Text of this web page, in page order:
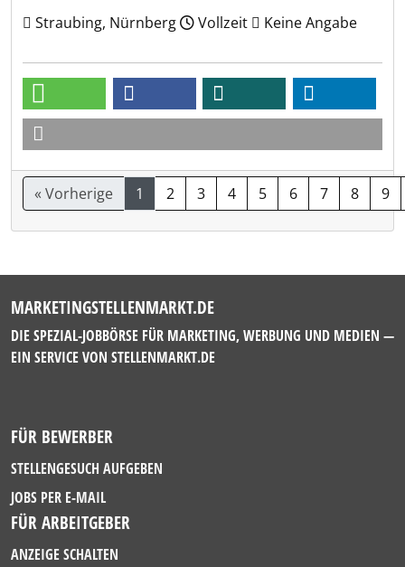
Straubing, Nürnberg
Vollzeit Keine Angabe
« Vorherige 1 2 3 4 5 6 7 8 9
MARKETINGSTELLENMARKT.DE
DIE SPEZIAL-JOBBÖRSE FÜR MARKETING, WERBUNG UND MEDIEN —
EIN SERVICE VON STELLENMARKT.DE
FÜR BEWERBER
STELLENGESUCH AUFGEBEN
JOBS PER E-MAIL
FÜR ARBEITGEBER
ANZEIGE SCHALTEN